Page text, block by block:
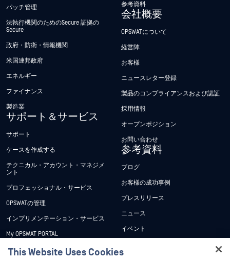
パッチ管理
法執行機関のためのSecure 証拠の
Secure
政府・防衛・情報機関
米国連邦政府
エネルギー
ファイナンス
製造業
サポート＆サービス
サポート
ケースを作成する
テクニカル・アカウント・マネジメ
ント
プロフェッショナル・サービス
OPSWATの管理
インプリメンテーション・サービス
My OPSWAT PORTAL
技術文書
参考資料
会社概要
OPSWATについて
経営陣
お客様
ニュースレター登録
製品のコンプライアンスおよび認証
採用情報
オープンポジション
お問い合わせ
参考資料
ブログ
お客様の成功事例
プレスリリース
ニュース
イベント
This Website Uses Cookies